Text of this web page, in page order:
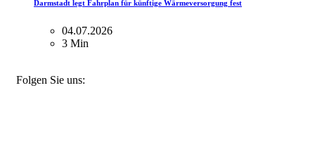
Darmstadt legt Fahrplan für künftige Wärmeversorgung fest
04.07.2026
3 Min
Folgen Sie uns: